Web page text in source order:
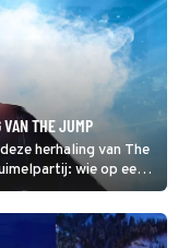
THE JUMP
herhaling van The
wie op een
terecht op een